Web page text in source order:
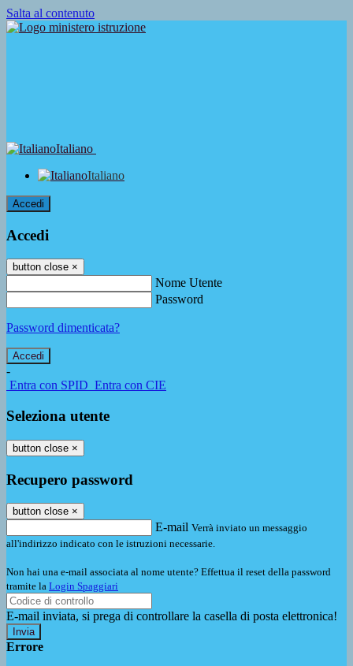
Salta al contenuto
Italiano
Italiano
Accedi
Accedi
button close ×
Nome Utente
Password
Password dimenticata?
-
Entra con SPID Entra con CIE
Seleziona utente
button close ×
Recupero password
button close ×
E-mail Verrà inviato un messaggio
all'indirizzo indicato con le istruzioni necessarie.
Non hai una e-mail associata al nome utente? Effettua il reset della password
tramite la Login Spaggiari
E-mail inviata, si prega di controllare la casella di posta elettronica!
Errore